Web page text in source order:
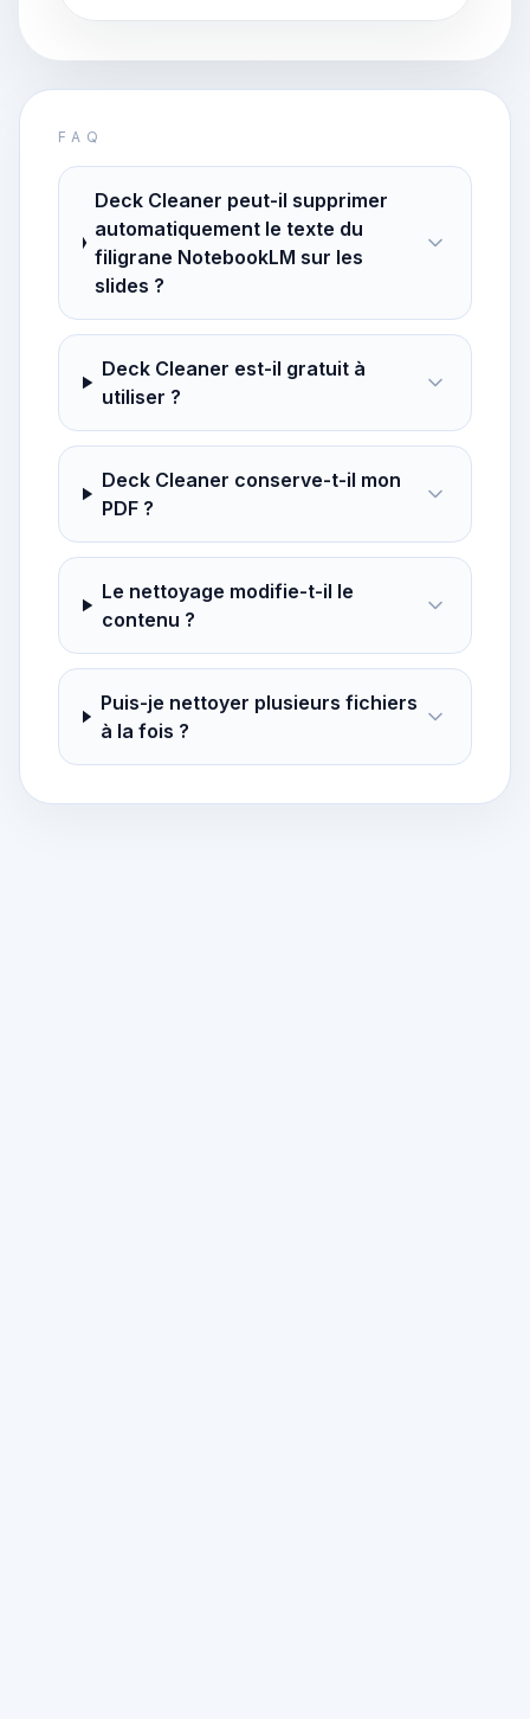
FAQ
Deck Cleaner peut-il supprimer
automatiquement le texte du
filigrane NotebookLM sur les
slides ?
Deck Cleaner est-il gratuit à
utiliser ?
Deck Cleaner conserve-t-il mon
PDF ?
Le nettoyage modifie-t-il le
contenu ?
Puis-je nettoyer plusieurs fichiers
à la fois ?